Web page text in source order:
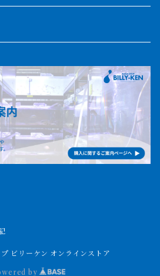
ビリーケン オンラインストア
by